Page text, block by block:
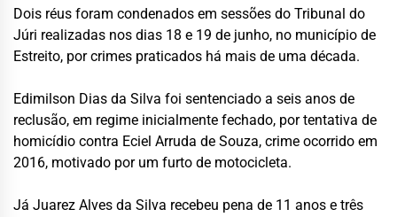
Dois réus foram condenados em sessões do Tribunal do
Júri realizadas nos dias 18 e 19 de junho, no município de
Estreito, por crimes praticados há mais de uma década.
Edimilson Dias da Silva foi sentenciado a seis anos de
reclusão, em regime inicialmente fechado, por tentativa de
homicídio contra Eciel Arruda de Souza, crime ocorrido em
2016, motivado por um furto de motocicleta.
Já Juarez Alves da Silva recebeu pena de 11 anos e três